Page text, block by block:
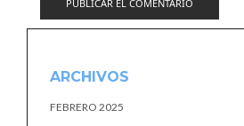
ARCHIVOS
FEBRERO 2025